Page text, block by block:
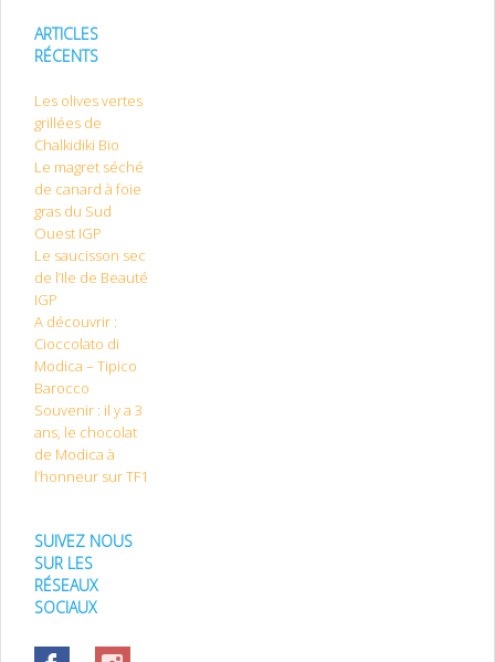
ARTICLES
RÉCENTS
Les olives vertes
grillées de
Chalkidiki Bio
Le magret séché
de canard à foie
gras du Sud
Ouest IGP
Le saucisson sec
de l’Ile de Beauté
IGP
A découvrir :
Cioccolato di
Modica – Tipico
Barocco
Souvenir : il y a 3
ans, le chocolat
de Modica à
l’honneur sur TF1
SUIVEZ NOUS
SUR LES
RÉSEAUX
SOCIAUX